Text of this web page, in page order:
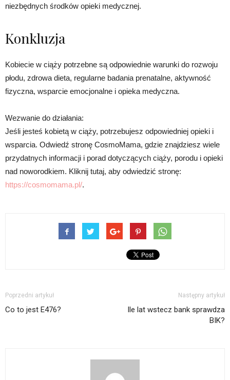
niezbędnych środków opieki medycznej.
Konkluzja
Kobiecie w ciąży potrzebne są odpowiednie warunki do rozwoju
płodu, zdrowa dieta, regularne badania prenatalne, aktywność
fizyczna, wsparcie emocjonalne i opieka medyczna.
Wezwanie do działania:
Jeśli jesteś kobietą w ciąży, potrzebujesz odpowiedniej opieki i
wsparcia. Odwiedź stronę CosmoMama, gdzie znajdziesz wiele
przydatnych informacji i porad dotyczących ciąży, porodu i opieki
nad noworodkiem. Kliknij tutaj, aby odwiedzić stronę:
https://cosmomama.pl/.
Poprzedni artykuł
Co to jest E476?
Następny artykuł
Ile lat wstecz bank sprawdza
BIK?